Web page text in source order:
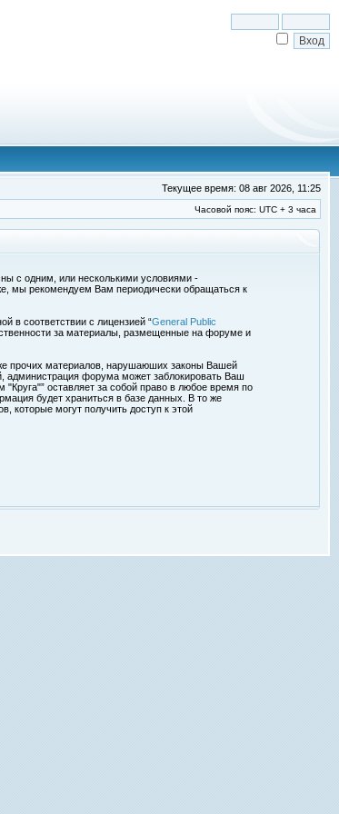
Текущее время: 08 авг 2026, 11:25
Часовой пояс: UTC + 3 часа
с одним, или несколькими условиями -
мы рекомендуем Вам периодически обращаться к
в соответствии с лицензией “General Public
за материалы, размещенные на форуме и
прочих материалов, нарушаюших законы Вашей
администрация форума может заблокировать Ваш
оставляет за собой право в любое время по
будет храниться в базе данных. В то же
которые могут получить доступ к этой